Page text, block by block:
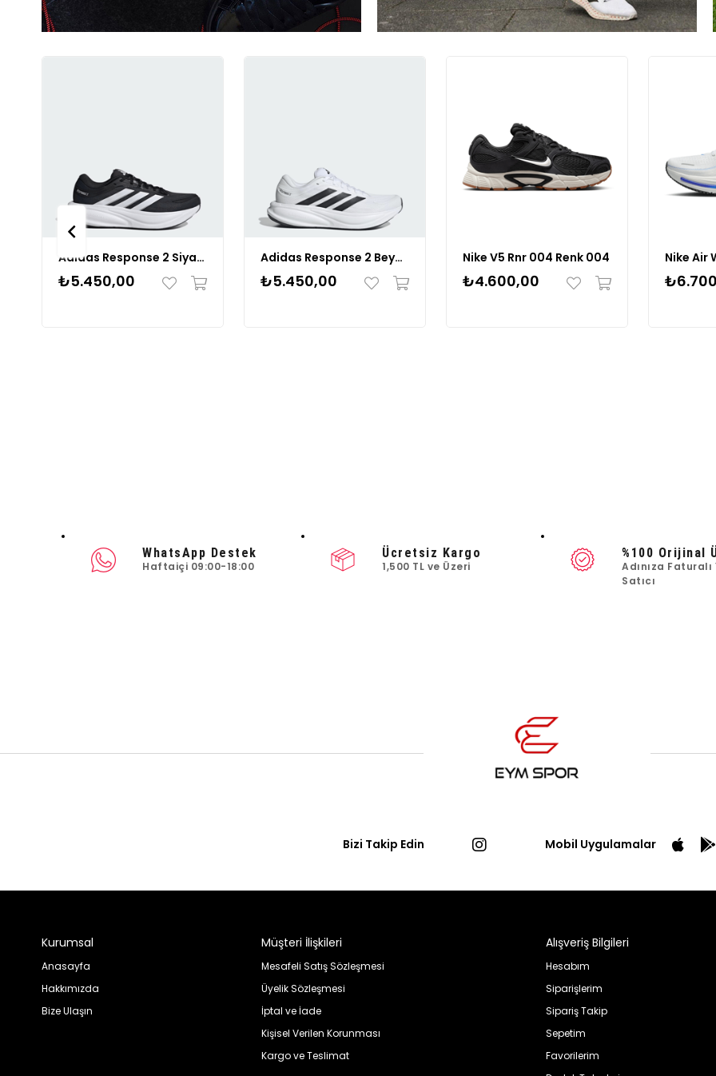
Adidas Response 2 Siyah Beyaz Renk SİYAH BEYAZ
₺5.450,00
Adidas Response 2 Beyaz Siyah Renk BEYAZ SİYAH
₺5.450,00
Nike V5 Rnr 004 Renk 004
₺4.600,00
WhatsApp Destek
Haftaiçi 09:00-18:00
Ücretsiz Kargo
1,500 TL ve Üzeri
%100 Orijinal
Adınıza
Satıcı
Bizi Takip Edin Mobil Uygulamalar
Kurumsal
Anasayfa
Hakkımızda
Bize Ulaşın
Müşteri İlişkileri
Mesafeli Satış Sözleşmesi
Üyelik Sözleşmesi
İptal ve İade
Kişisel Verilen Korunması
Kargo ve Teslimat
Alışveriş Bilgileri
Hesabım
Siparişlerim
Sipariş Takip
Sepetim
Favorilerim